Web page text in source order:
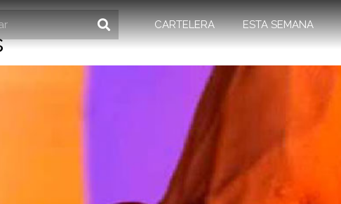
CARTELERA ESTA SEMANA